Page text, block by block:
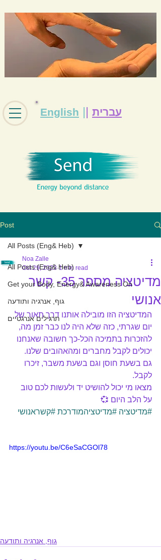
English || עברית
Post
All Posts (Eng& Heb)
Get your Body, Energy& Awareness On
גוף, אנרגיה ותודעה
תרגילים אנרגטיים
All Posts (Eng& Heb)
מדיטציה מספר 35- קשר
אנושי
Noa Zalle
Oct 29, 2023 1 min read
המדיטציה הזו מובילה אותנו דרך תאור של
יום שגרתי, כזה שלא היה לנו כבר זמן מה,
להזכרות בתמיכה הכל-כך חשובה שאנחנו
יכולים לקבל מחברים ומהאהובים שלנו.
גם בשעת חוסן וגם בשעת משבר, זיכרו
לקבל.
מצאו מי יכול להושיט יד ולעשות לכם טוב
על הלב היום 💞
#מדיטציה #מדיטציהמודרכת #קשראנושי
https://youtu.be/C6eSaCGOl78
גוף, אנרגיה ותודעה